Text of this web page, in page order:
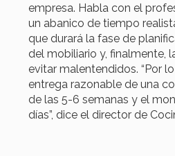
empresa. Habla con el
un abanico de tiempo
que durará la fase de
del mobiliario y, finalmente,
evitar malentendidos. “Por
entrega razonable de una
de las 5-6 semanas y el
días”, dice el director de